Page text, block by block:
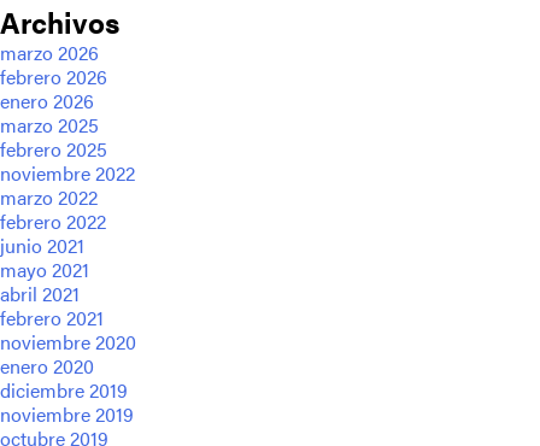
Archivos
marzo 2026
febrero 2026
enero 2026
marzo 2025
febrero 2025
noviembre 2022
marzo 2022
febrero 2022
junio 2021
mayo 2021
abril 2021
febrero 2021
noviembre 2020
enero 2020
diciembre 2019
noviembre 2019
octubre 2019